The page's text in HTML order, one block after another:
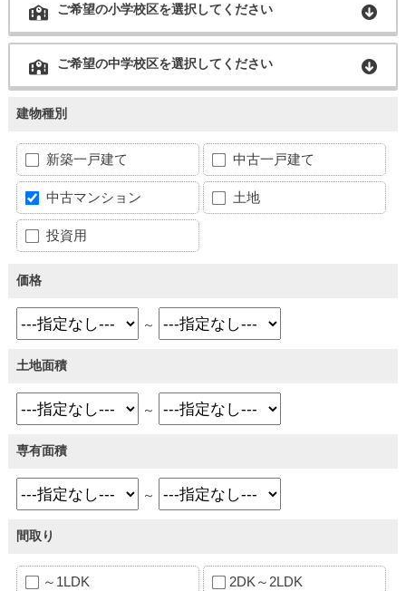
ご希望の小学校区を選択してください
ご希望の中学校区を選択してください
建物種別
新築一戸建て 中古一戸建て
中古マンション 土地
投資用
価格
～
土地面積
～
専有面積
～
間取り
～1LDK 2DK～2LDK